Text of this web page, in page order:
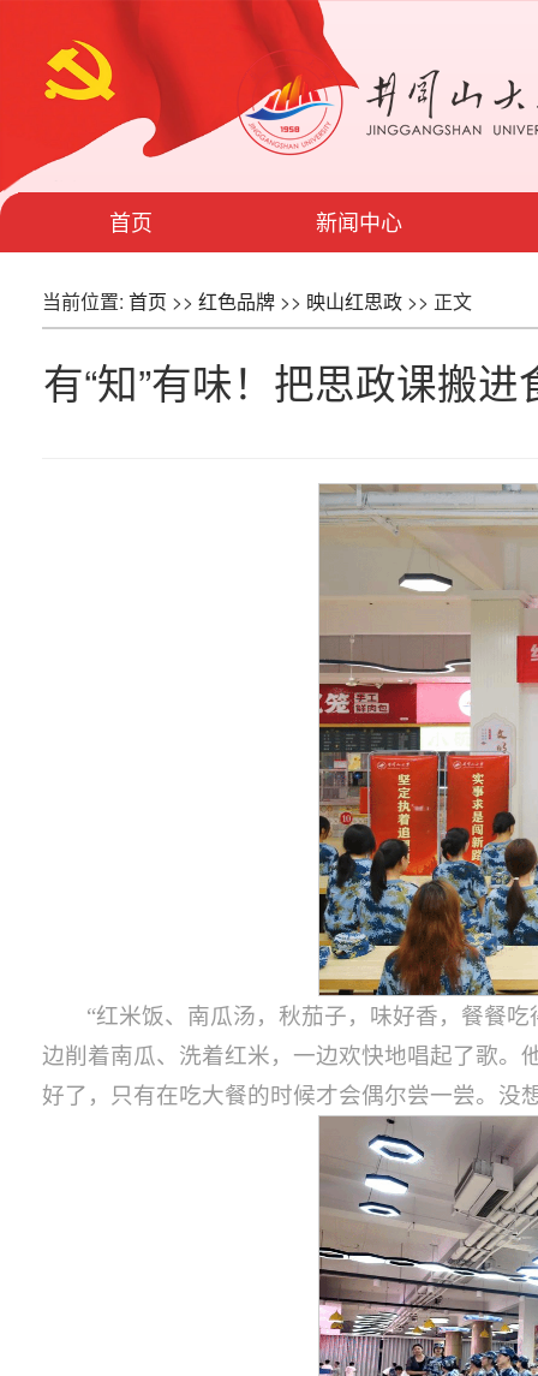
首页 新闻中心
当前位置: 首页 >> 红色品牌 >> 映山红思政 >> 正文
有“知”有味！把思政课搬
“红米饭、南瓜汤，秋茄子，味好香，餐餐
边削着南瓜、洗着红米，一边欢快地唱起了歌。
好了，只有在吃大餐的时候才会偶尔尝一尝。没